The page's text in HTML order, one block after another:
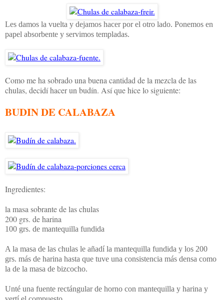
Les damos la vuelta y dejamos hacer por el otro lado. Ponemos en
papel absorbente y servimos templadas.
Como me ha sobrado una buena cantidad de la mezcla de las
chulas, decidí hacer un budín. Así que hice lo siguiente:
BUDIN DE CALABAZA
Ingredientes:
la masa sobrante de las chulas
200 grs. de harina
100 grs. de mantequilla fundida
A la masa de las chulas le añadí la mantequilla fundida y los 200
grs. más de harina hasta que tuve una consistencia más densa como
la de la masa de bizcocho.
Unté una fuente rectángular de horno con mantequilla y harina y